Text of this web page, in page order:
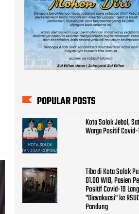
POPULAR POSTS
Kota Solok Jebol,
Warga Positif Covid-
Tiba di Kota Solok
01.00 WIB, Pasien
Positif Covid-19
"Dievakuasi" ke
Pandung